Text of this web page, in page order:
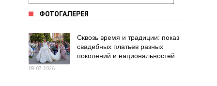
ФОТОГАЛЕРЕЯ
Сквозь время и традиции: показ
свадебных платьев разных
поколений и национальностей
09.07.2026